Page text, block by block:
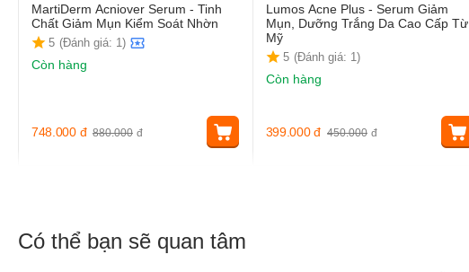
MartiDerm Acniover Serum - Tinh
Chất Giảm Mụn Kiểm Soát Nhờn
5 (Đánh giá: 1)
Còn hàng
880.000 đ
748.000 đ
Lumos Acne Plus - Serum Giảm
Mụn, Dưỡng Trắng Da Cao Cấp Từ
Mỹ
5 (Đánh giá: 1)
Còn hàng
450.000 đ
399.000 đ
Có thể bạn sẽ quan tâm